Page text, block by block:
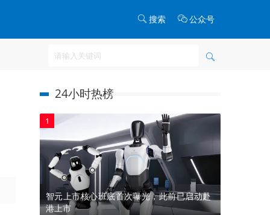
搜索 公众号
24小时热榜
1
智元上市核心班底首次曝光，此前已启动赴
港上市